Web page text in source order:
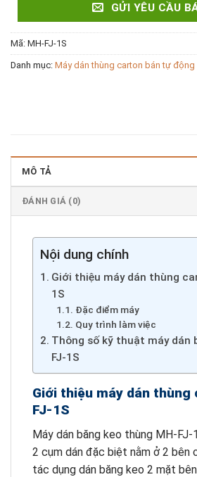
GỬI YÊU CẦU
Mã: MH-FJ-1S
Danh mục: Máy dán thùng carton bán tự động
MÔ TẢ
ĐÁNH GIÁ (0)
Nội dung chính
Giới thiệu máy dán thùng
1S
Đặc điểm máy
Quy trình làm việc
Thông số kỹ thuật máy dán
FJ-1S
Giới thiệu máy dán thùng
FJ-1S
Máy dán băng keo thùng MH-
2 cụm dán đặc biệt nằm ở 2 bên
tác dụng dán băng keo 2 mặt